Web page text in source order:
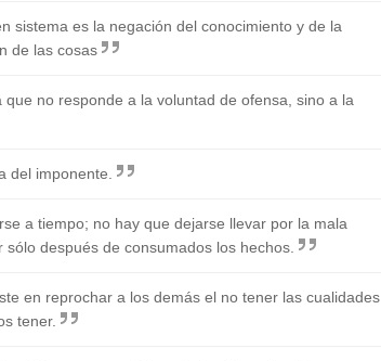
sistema es la negación del conocimiento y de la
de las cosas
que no responde a la voluntad de ofensa, sino a la
del imponente.
a tiempo; no hay que dejarse llevar por la mala
después de consumados los hechos.
en reprochar a los demás el no tener las cualidades
tener.